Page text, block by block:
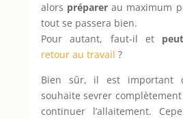
alors préparer au maximum
tout se passera bien.
Pour autant, faut-il et
retour au travail ?
Bien sûr, il est important
souhaite sevrer
continuer l’allaitement.